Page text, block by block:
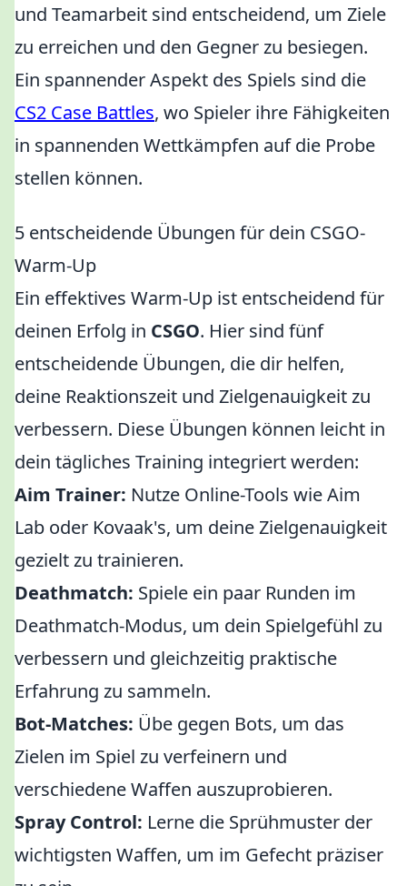
und Teamarbeit sind entscheidend, um Ziele
zu erreichen und den Gegner zu besiegen.
Ein spannender Aspekt des Spiels sind die
CS2 Case Battles, wo Spieler ihre Fähigkeiten
in spannenden Wettkämpfen auf die Probe
stellen können.
5 entscheidende Übungen für dein CSGO-
Warm-Up
Ein effektives Warm-Up ist entscheidend für
deinen Erfolg in CSGO. Hier sind fünf
entscheidende Übungen, die dir helfen,
deine Reaktionszeit und Zielgenauigkeit zu
verbessern. Diese Übungen können leicht in
dein tägliches Training integriert werden:
Aim Trainer: Nutze Online-Tools wie Aim
Lab oder Kovaak's, um deine Zielgenauigkeit
gezielt zu trainieren.
Deathmatch: Spiele ein paar Runden im
Deathmatch-Modus, um dein Spielgefühl zu
verbessern und gleichzeitig praktische
Erfahrung zu sammeln.
Bot-Matches: Übe gegen Bots, um das
Zielen im Spiel zu verfeinern und
verschiedene Waffen auszuprobieren.
Spray Control: Lerne die Sprühmuster der
wichtigsten Waffen, um im Gefecht präziser